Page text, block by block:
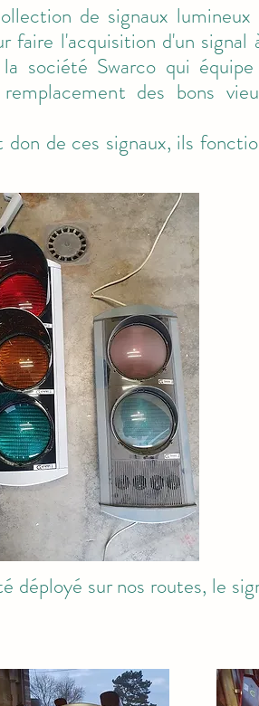
de signaux
l'acquisition d'un signal
société Swarco qui
des bons
de ces signaux, ils
déployé sur nos routes, le